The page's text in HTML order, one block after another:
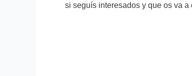
si seguís interesados y que os va